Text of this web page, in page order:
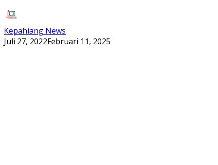
Kepahiang News
Juli 27, 2022Februari 11, 2025